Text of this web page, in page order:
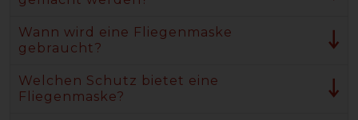
Wann wird eine Fliegenmaske
gebraucht?
Welchen Schutz bietet eine
Fliegenmaske?